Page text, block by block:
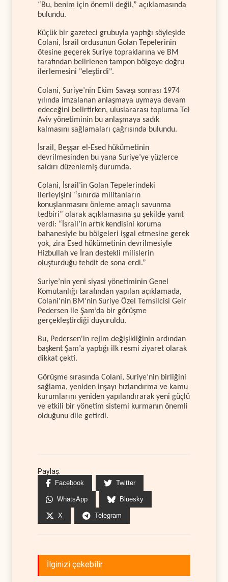
“Bu, benim için önemli değil,” açıklamasında
bulundu.
Küçük bir gazeteci grubuyla yaptığı söyleşide
Colani, İsrail ordusunun Golan Tepelerinin
ötesine geçerek Suriye topraklarına ve BM
tarafından belirlenen tampon bölgeye doğru
ilerlemesini "eleştirdi".
Colani, Suriye’nin Ekim Savaşı sonrası 1974
yılında imzalanan anlaşmaya uymaya devam
edeceğini belirtirken, uluslararası topluma Tel
Aviv yönetiminin bu anlaşmaya sadık
kalmasını sağlamaları çağrısında bulundu.
İsrail, Beşşar el-Esed hükümetinin
devrilmesinden bu yana Suriye’ye yüzlerce
saldırı düzenlemiş durumda.
Colani, İsrail’in Golan Tepelerindeki
ilerleyişini “sınırda militanların
konuşlanmasını önleme amaçlı savunma
tedbiri” olarak açıklamasına şu şekilde yanıt
verdi: “İsrail’in artık kendisini koruma
bahanesiyle bu bölgeleri işgal etmesine gerek
yok, zira Esed hükümetinin devrilmesiyle
Hizbullah ve İran destekli milislerin
oluşturduğu tehdit de sona erdi.”
Suriye’nin yeni siyasi yönetiminin Genel
Komutanlığı tarafından yapılan açıklamada,
Colani'nin BM’nin Suriye Özel Temsilcisi Geir
Pedersen ile Şam’da bir görüşme
gerçekleştirdiği duyuruldu.
Bu, Pedersen'in rejim değişikliğinin ardından
başkent Şam’a yaptığı ilk resmi ziyaret olarak
dikkat çekti.
Görüşme sırasında Colani, Suriye’nin birliğini
sağlama, yeniden inşayı hızlandırma ve kamu
kurumlarını yeniden yapılandırarak yeni güçlü
ve etkili bir yönetim sistemi kurmanın önemli
olduğunu dile getirdi.
Paylaş:
Facebook Twitter
WhatsApp Bluesky
X Telegram
İlginizi çekebilir